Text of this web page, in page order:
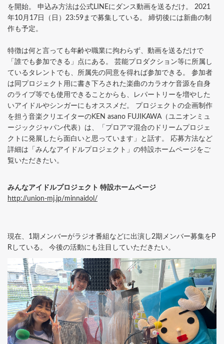
を開始。 申込み方法は公式LINEにダンス動画を送るだけ。 2021
年10月17日（日）23:59まで募集している。 締切後には新曲の制
作も予定。
特徴は何と言っても年齢や職業に拘わらず、動画を送るだけで
「誰でも参加できる」点にある。 芸能プロダクション等に所属し
ているタレントでも、所属先の同意を得れば参加できる。 参加者
は同プロジェクト用に書き下ろされた楽曲のカラオケ音源を自身
のライブ等でも使用できることからも、レパートリーを増やした
いアイドルやシンガーにもオススメだ。 プロジェクトの企画制作
を担う音楽クリエイターのKEN asano FUJIKAWA（ユニオンミュ
ージックジャパン代表）は、「プロアマ混合のドリームプロジェ
クトに発展したら面白いと思っています」と話す。 応募方法など
詳細は「みんなアイドルプロジェクト」の特設ホームページをご
覧いただきたい。
みんなアイドルプロジェクト 特設ホームページ
http://union-mj.jp/minnaidol/
現在、1期メンバーがラジオ番組などに出演し2期メンバー募集をP
Rしている。 今後の活動にも注目していただきたい。